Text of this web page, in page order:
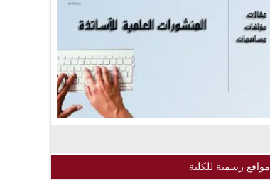
مواقع رسمية للكلية